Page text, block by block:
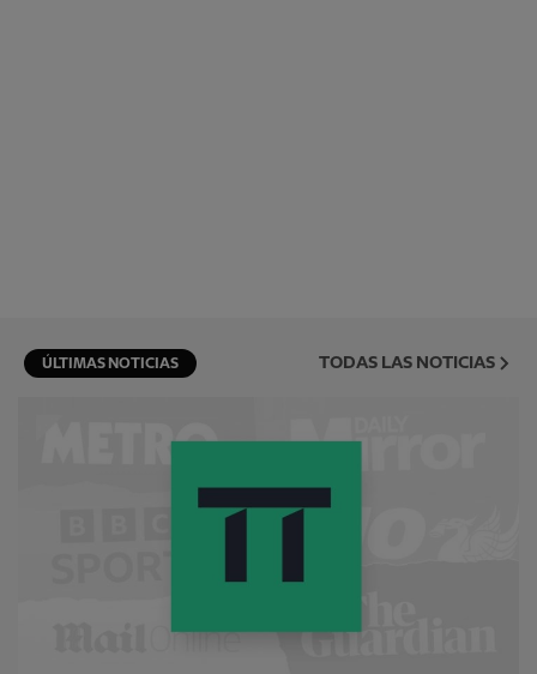
ÚLTIMAS NOTICIAS TODAS LAS NOTICIAS